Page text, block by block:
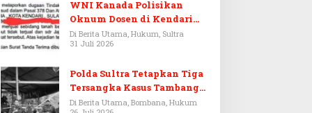
WNI Kanada Polisikan
Oknum Dosen di Kendari
Terkait Aset Puluhan Miliar
Di Berita Utama, Hukum, Sultra
31 Juli 2026
Polda Sultra Tetapkan Tiga
Tersangka Kasus Tambang
Emas Ilegal di Bombana
Di Berita Utama, Bombana, Hukum